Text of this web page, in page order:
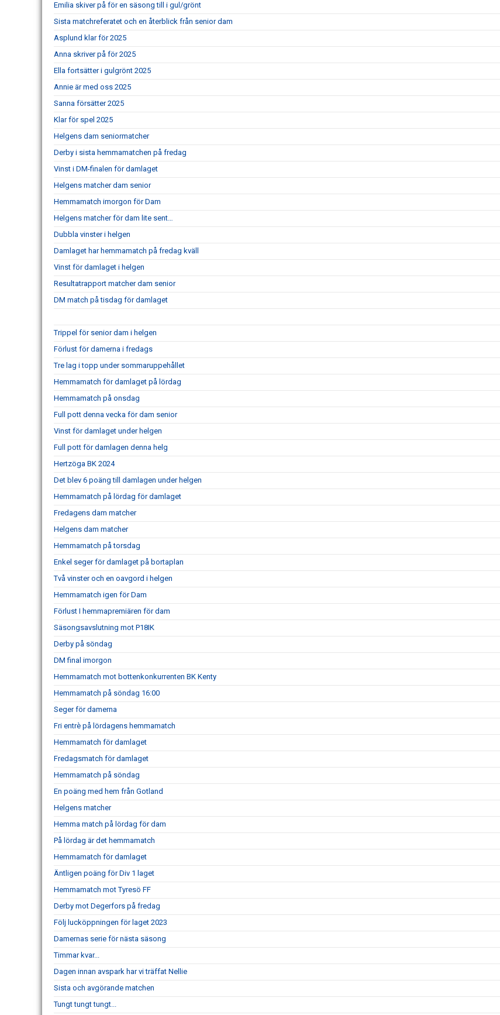
Emilia skiver på för en säsong till i gul/grönt
Sista matchreferatet och en återblick från senior dam
Asplund klar för 2025
Anna skriver på för 2025
Ella fortsätter i gulgrönt 2025
Annie är med oss 2025
Sanna försätter 2025
Klar för spel 2025
Helgens dam seniormatcher
Derby i sista hemmamatchen på fredag
Vinst i DM-finalen för damlaget
Helgens matcher dam senior
Hemmamatch imorgon för Dam
Helgens matcher för dam lite sent…
Dubbla vinster i helgen
Damlaget har hemmamatch på fredag kväll
Vinst för damlaget i helgen
Resultatrapport matcher dam senior
DM match på tisdag för damlaget
Trippel för senior dam i helgen
Förlust för damerna i fredags
Tre lag i topp under sommaruppehållet
Hemmamatch för damlaget på lördag
Hemmamatch på onsdag
Full pott denna vecka för dam senior
Vinst för damlaget under helgen
Full pott för damlagen denna helg
Hertzöga BK 2024
Det blev 6 poäng till damlagen under helgen
Hemmamatch på lördag för damlaget
Fredagens dam matcher
Helgens dam matcher
Hemmamatch på torsdag
Enkel seger för damlaget på bortaplan
Två vinster och en oavgord i helgen
Hemmamatch igen för Dam
Förlust I hemmapremiären för dam
Säsongsavslutning mot P18IK
Derby på söndag
DM final imorgon
Hemmamatch mot bottenkonkurrenten BK Kenty
Hemmamatch på söndag 16:00
Seger för damerna
Fri entrè på lördagens hemmamatch
Hemmamatch för damlaget
Fredagsmatch för damlaget
Hemmamatch på söndag
En poäng med hem från Gotland
Helgens matcher
Hemma match på lördag för dam
På lördag är det hemmamatch
Hemmamatch för damlaget
Äntligen poäng för Div 1 laget
Hemmamatch mot Tyresö FF
Derby mot Degerfors på fredag
Följ lucköppningen för laget 2023
Damernas serie för nästa säsong
Timmar kvar...
Dagen innan avspark har vi träffat Nellie
Sista och avgörande matchen
Tungt tungt tungt...